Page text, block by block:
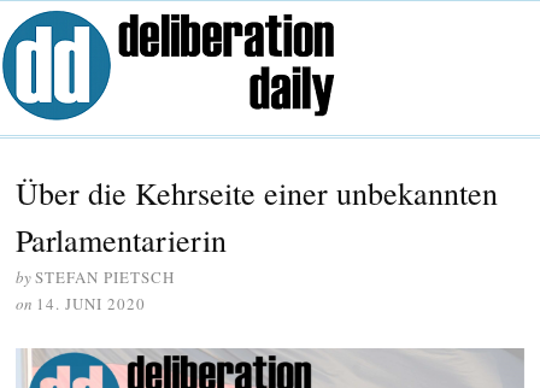
Über die Kehrseite einer unbekannten
Parlamentarierin
bySTEFAN PIETSCH
on 14. JUNI 2020